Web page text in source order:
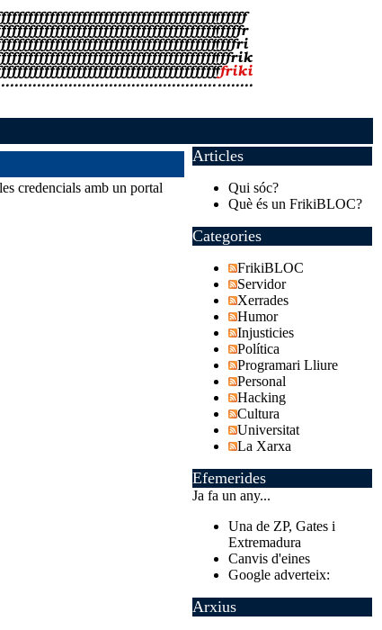
credencials amb un portal
Articles
Qui sóc?
Què és un FrikiBLOC?
Categories
FrikiBLOC
Servidor
Xerrades
Humor
Injusticies
Política
Programari Lliure
Personal
Hacking
Cultura
Universitat
La Xarxa
Efemerides
Ja fa un any...
Una de ZP, Gates i
Extremadura
Canvis d'eines
Google adverteix:
Arxius